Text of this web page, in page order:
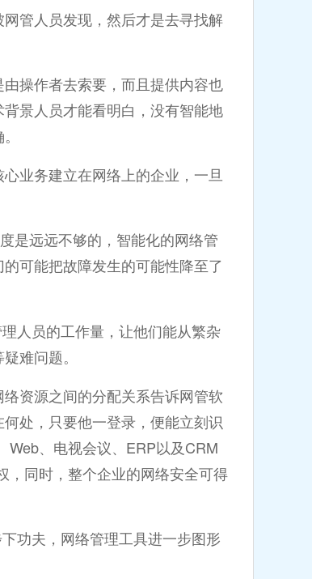
管人员发现，然后才是去寻找解
操作者去索要，而且提供内容也
景人员才能看明白，没有智能地
业务建立在网络上的企业，一旦
是远远不够的，智能化的网络管
可能把故障发生的可能性降至了
员的工作量，让他们能从繁杂
难问题。
资源之间的分配关系告诉网管软
处，只要他一登录，便能立刻识
Web、电视会议、ERP以及CRM
，同时，整个企业的网络安全可得
夫，网络管理工具进一步图形